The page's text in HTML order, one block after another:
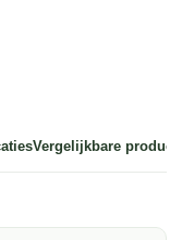
Vergelijkbare